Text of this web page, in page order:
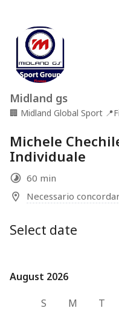
Midland gs
🏢 Midland Global Sport 📍
Michele
Individuale
60 min
Necessario
Select date
August 2026
August 2026
S
M T